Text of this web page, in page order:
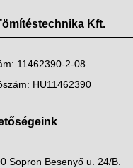
Kft.
11462390-2-08
HU11462390
Sopron Besenyő u. 24/B.